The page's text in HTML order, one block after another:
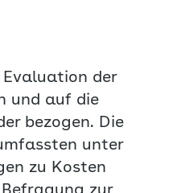
der
und auf die
bezogen. Die
unter
zu Kosten